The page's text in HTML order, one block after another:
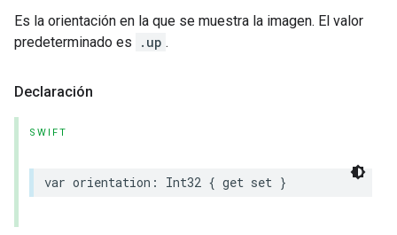
Es la orientación en la que se muestra la imagen. El valor
predeterminado es
.up .
Declaración
SWIFT
var orientation : Int32 { get set }